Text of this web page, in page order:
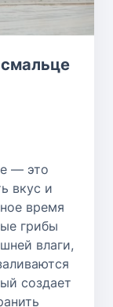
— это
вкус и
время
грибы
влаги,
создает